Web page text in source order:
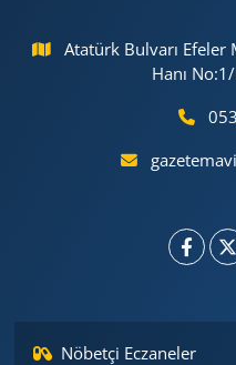
Atatürk Bulvarı Efeler
Hanı
Nöbetçi Eczaneler